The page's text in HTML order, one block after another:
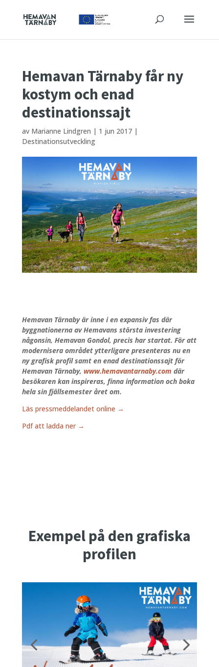
Hemavan Tärnaby får ny
kostym och enad
destinationssajt
av Marianne Lindgren | 1 jun 2017|
Destinationsutveckling
Hemavan Tärnaby är inne i en expansiv fas där
byggnationerna av Hemavans största investering
någonsin, Hemavan Gondol, precis har startat. För att
modernisera området ytterligare presenteras nu en
ny grafisk profil samt en enad destinationssajt för
Hemavan Tärnaby, www.hemavantarnaby.com där
besökaren kan inspireras, finna information och boka
hela sin fjällsemester året om.
Läs pressmeddelandet online →
Pdf att ladda ner →
Exempel på den grafiska
profilen